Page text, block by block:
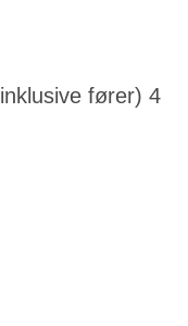
fører) 4